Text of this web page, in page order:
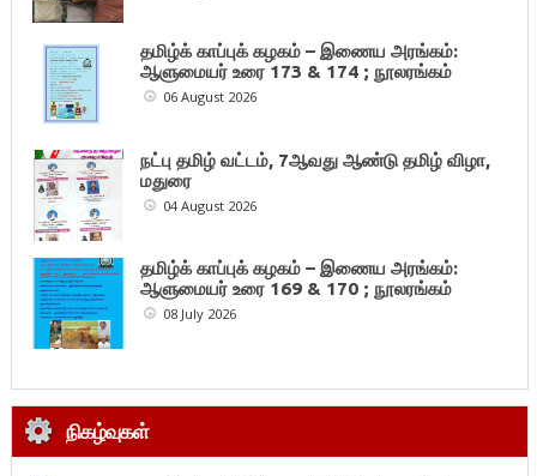
தமிழ்க் காப்புக் கழகம் – இணைய அரங்கம்:
ஆளுமையர் உரை 173 & 174 ; நூலரங்கம்
06 August 2026
நட்பு தமிழ் வட்டம், 7ஆவது ஆண்டு தமிழ் விழா,
மதுரை
04 August 2026
தமிழ்க் காப்புக் கழகம் – இணைய அரங்கம்:
ஆளுமையர் உரை 169 & 170 ; நூலரங்கம்
08 July 2026
நிகழ்வுகள்